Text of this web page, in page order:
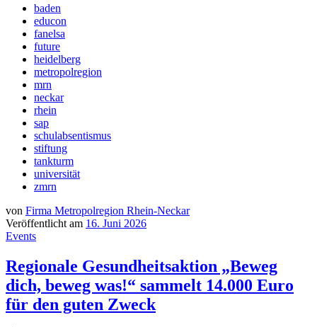
baden
educon
fanelsa
future
heidelberg
metropolregion
mrn
neckar
rhein
sap
schulabsentismus
stiftung
tankturm
universität
zmrn
von Firma Metropolregion Rhein-Neckar
Veröffentlicht am 16. Juni 2026
Events
Regionale Gesundheitsaktion „Beweg
dich, beweg was!“ sammelt 14.000 Euro
für den guten Zweck